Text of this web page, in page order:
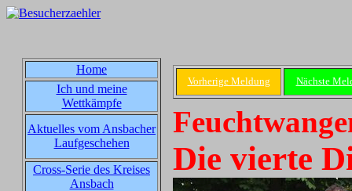
Home
Ich und meine
Wettkämpfe
Aktuelles vom Ansbacher
Laufgeschehen
Cross-Serie des Kreises
Ansbach
Vorherige Meldung Nächste
Die vierte